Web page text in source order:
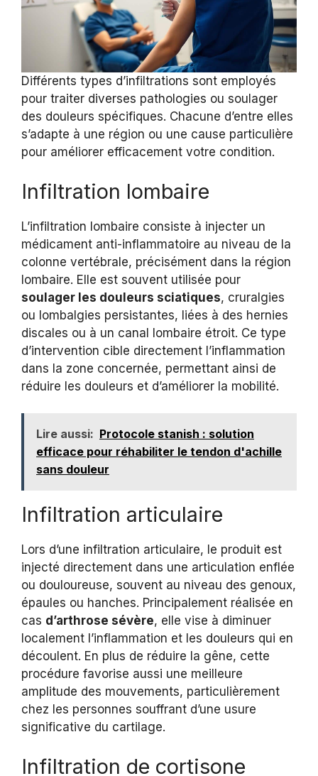
Différents types d’infiltrations sont employés
pour traiter diverses pathologies ou soulager
des douleurs spécifiques. Chacune d’entre elles
s’adapte à une région ou une cause particulière
pour améliorer efficacement votre condition.
Infiltration lombaire
L’infiltration lombaire consiste à injecter un
médicament anti-inflammatoire au niveau de la
colonne vertébrale, précisément dans la région
lombaire. Elle est souvent utilisée pour
soulager les douleurs sciatiques, cruralgies
ou lombalgies persistantes, liées à des hernies
discales ou à un canal lombaire étroit. Ce type
d’intervention cible directement l’inflammation
dans la zone concernée, permettant ainsi de
réduire les douleurs et d’améliorer la mobilité.
Lire aussi: Protocole stanish : solution
efficace pour réhabiliter le tendon d'achille
sans douleur
Infiltration articulaire
Lors d’une infiltration articulaire, le produit est
injecté directement dans une articulation enflée
ou douloureuse, souvent au niveau des genoux,
épaules ou hanches. Principalement réalisée en
cas d’arthrose sévère, elle vise à diminuer
localement l’inflammation et les douleurs qui en
découlent. En plus de réduire la gêne, cette
procédure favorise aussi une meilleure
amplitude des mouvements, particulièrement
chez les personnes souffrant d’une usure
significative du cartilage.
Infiltration de cortisone